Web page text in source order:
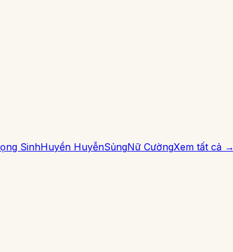
SinhHuyền HuyễnSủngNữ CườngXem tất cả →